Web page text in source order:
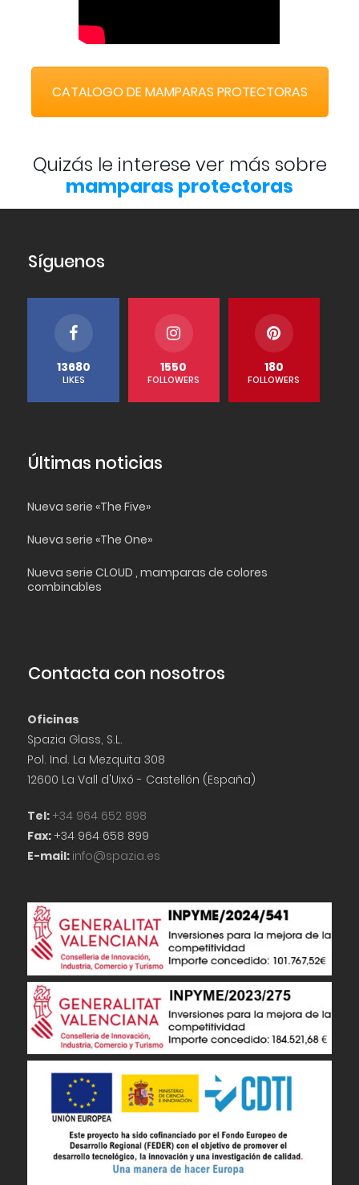
CATALOGO DE MAMPARAS PROTECTORAS
Quizás le interese ver más sobre
mamparas protectoras
Síguenos
13680
LIKES
1550
FOLLOWERS
180
FOLLOWERS
Últimas noticias
Nueva serie «The Five»
Nueva serie «The One»
Nueva serie CLOUD , mamparas de colores
combinables
Contacta con nosotros
Oficinas
Spazia Glass, S.L.
Pol. Ind. La Mezquita 308
12600 La Vall d'Uixó - Castellón (España)
Tel: +34 964 652 898
Fax: +34 964 658 899
E-mail: info@spazia.es